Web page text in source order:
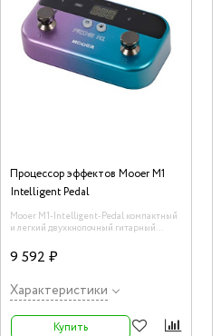
Процессор эффектов Mooer M1
Intelligent Pedal
Mooer M1-Intelligent-Pedal компактный
и легкий двухкнопочный гитарный
широкие функциональные возможности
и портативность.
9 592 ₽
Характеристики
Купить